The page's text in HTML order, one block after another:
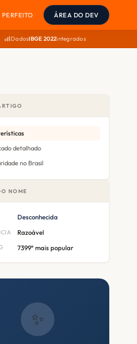
ÁREA DO DEV
DadosIBGE 2022integrados
detalhado
no Brasil
NOME
Desconhecida
Razoável
7399º mais popular
✨